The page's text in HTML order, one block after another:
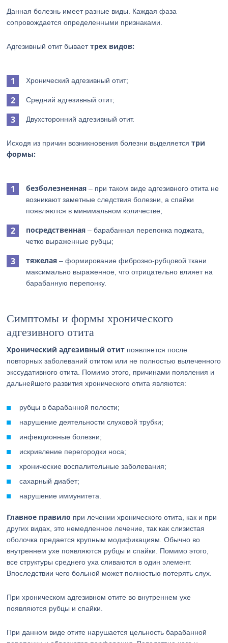
Данная болезнь имеет разные виды. Каждая фаза
сопровождается определенными признаками.
Адгезивный отит бываеттрех видов:
Хронический адгезивный отит;
Средний адгезивный отит;
Двухсторонний адгезивный отит.
Исходя из причин возникновения болезни выделяетсятри
формы:
безболезненная – при таком виде адгезивного отита не
возникают заметные следствия болезни, а спайки
появляются в минимальном количестве;
посредственная – барабанная перепонка поджата,
четко выраженные рубцы;
тяжелая – формирование фиброзно-рубцовой ткани
максимально выраженное, что отрицательно влияет на
барабанную перепонку.
Симптомы и формы хронического
адгезивного отита
Хронический адгезивный отит появляется после
повторных заболеваний отитом или не полностью вылеченного
экссудативного отита. Помимо этого, причинами появления и
дальнейшего развития хронического отита являются:
рубцы в барабанной полости;
нарушение деятельности слуховой трубки;
инфекционные болезни;
искривление перегородки носа;
хронические воспалительные заболевания;
сахарный диабет;
нарушение иммунитета.
Главное правило при лечении хронического отита, как и при
других видах, это немедленное лечение, так как слизистая
оболочка предается крупным модификациям. Обычно во
внутреннем ухе появляются рубцы и спайки. Помимо этого,
все структуры среднего уха сливаются в один элемент.
Впоследствии чего больной может полностью потерять слух.
При хроническом адгезивном отите во внутреннем ухе
появляются рубцы и спайки.
При данном виде отите нарушается цельность барабанной